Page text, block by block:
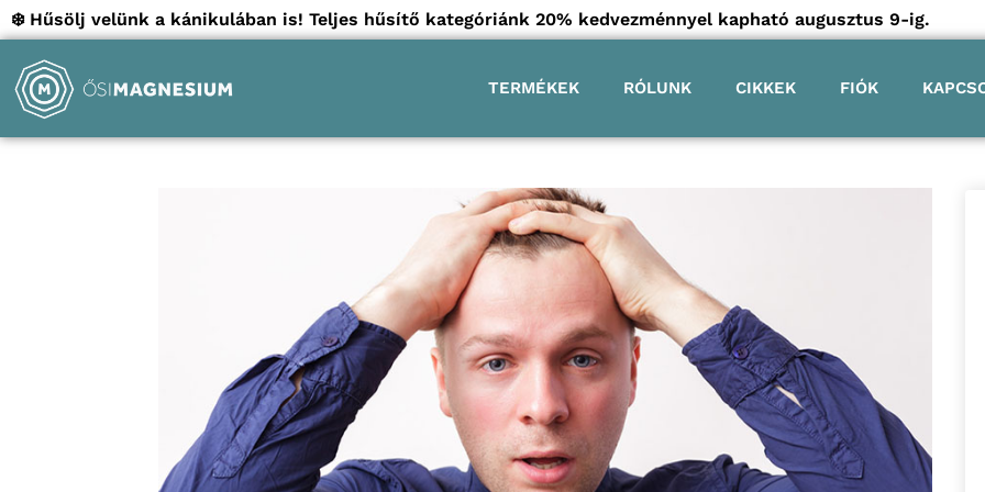
❄️ Hűsölj velünk a kánikulában is! Teljes hűsítő kategóriánk 20% kedvezménnyel kapható augusztus 9-ig.
TERMÉKEK RÓLUNK CIKKEK FIÓK